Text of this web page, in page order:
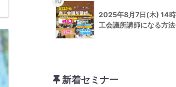
2025年8月7日(木) 14
工会議所講師になる方
新着セミナー